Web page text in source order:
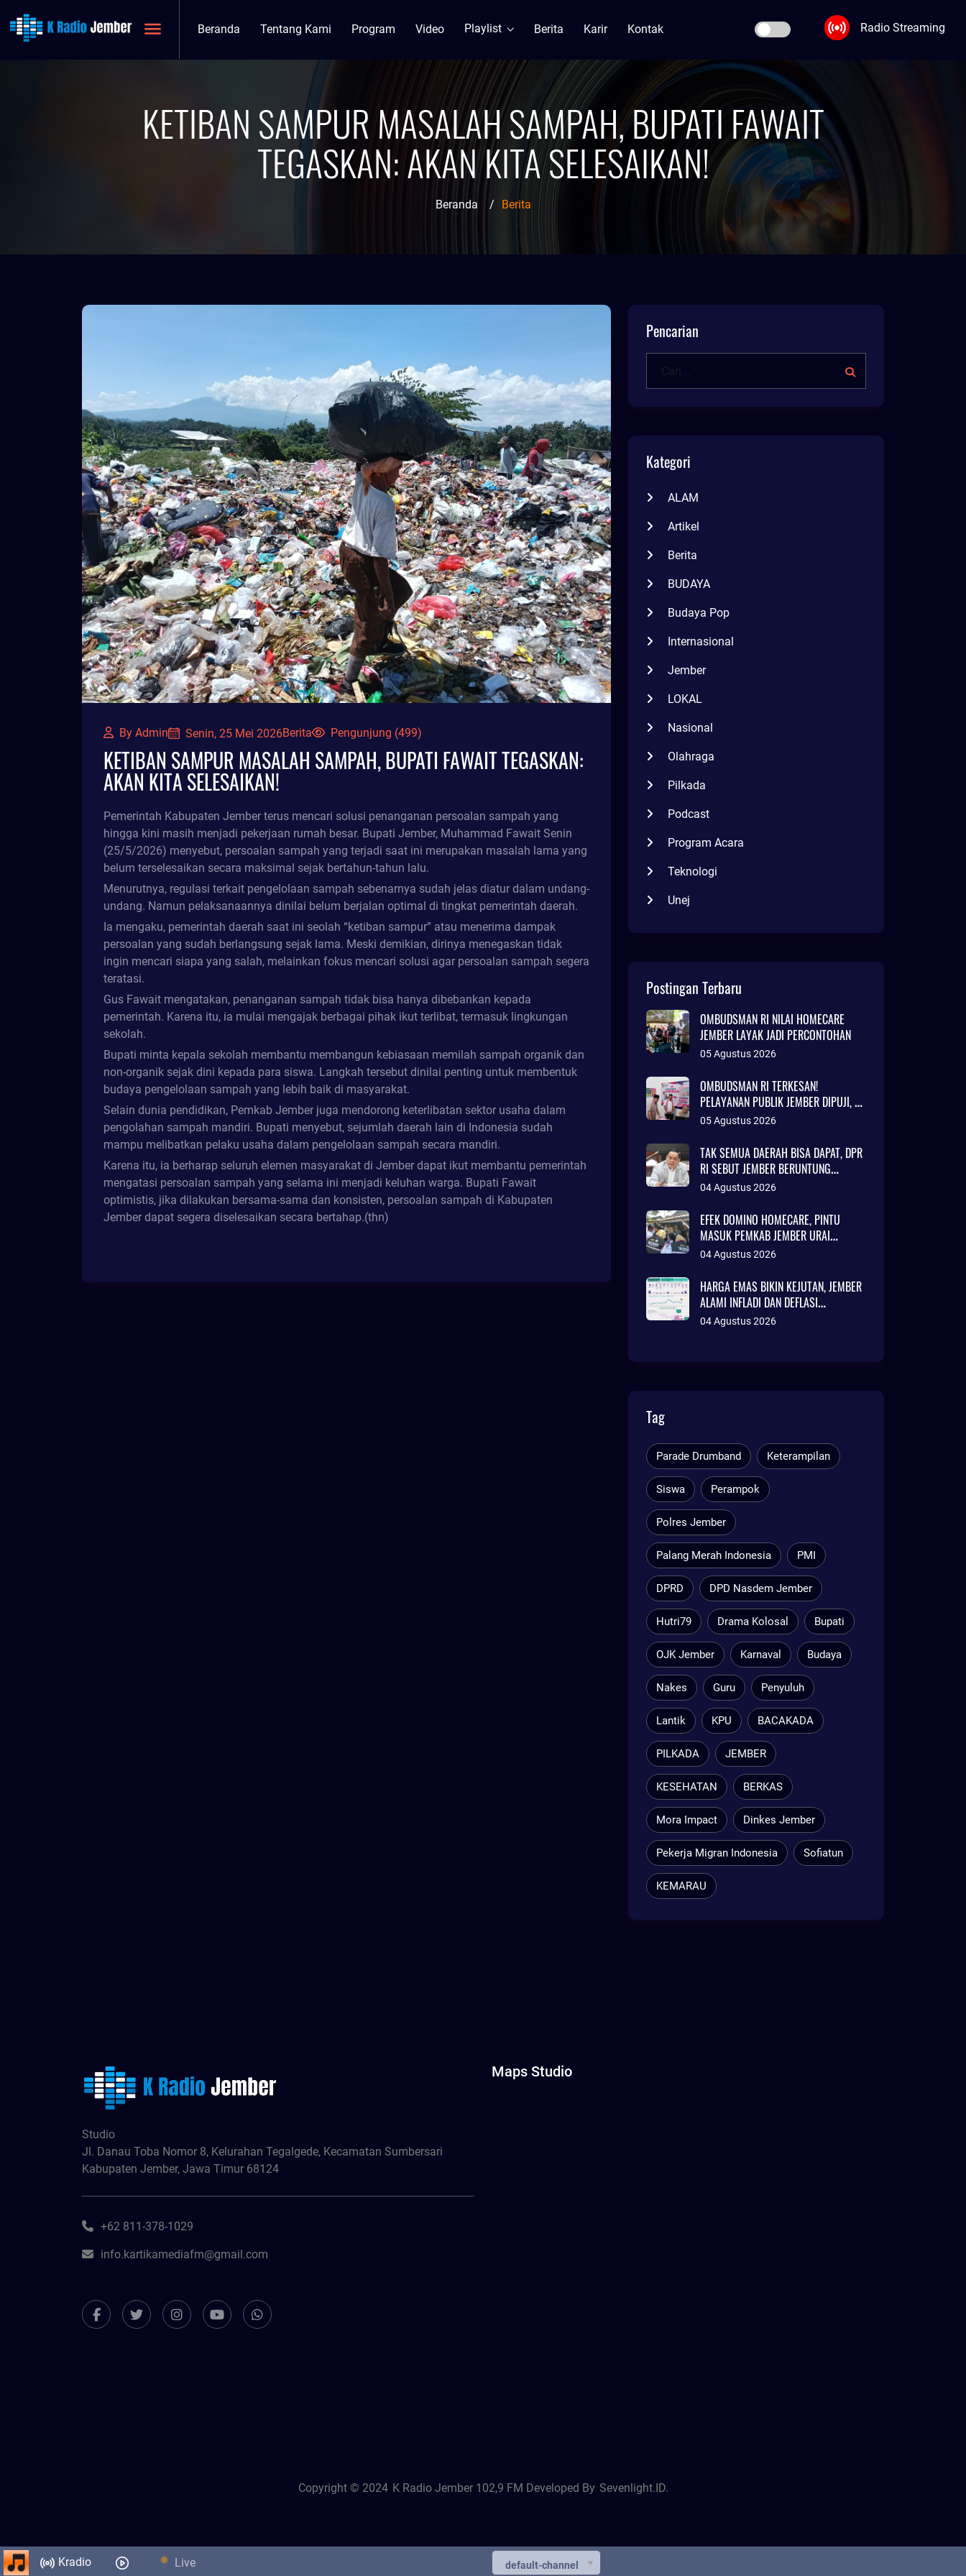
Radio Streaming
Beranda Tentang Kami Program Video Playlist Berita Karir Kontak
KETIBAN SAMPUR MASALAH SAMPAH, BUPATI FAWAIT
TEGASKAN: AKAN KITA SELESAIKAN!
Beranda / Berita
By Admin Senin, 25 Mei 2026Berita Pengunjung (499)
KETIBAN SAMPUR MASALAH SAMPAH, BUPATI FAWAIT TEGASKAN:
AKAN KITA SELESAIKAN!
Pemerintah Kabupaten Jember terus mencari solusi penanganan persoalan sampah yang
hingga kini masih menjadi pekerjaan rumah besar. Bupati Jember, Muhammad Fawait Senin
(25/5/2026) menyebut, persoalan sampah yang terjadi saat ini merupakan masalah lama yang
belum terselesaikan secara maksimal sejak bertahun-tahun lalu.
Menurutnya, regulasi terkait pengelolaan sampah sebenarnya sudah jelas diatur dalam undang-
undang. Namun pelaksanaannya dinilai belum berjalan optimal di tingkat pemerintah daerah.
Ia mengaku, pemerintah daerah saat ini seolah “ketiban sampur” atau menerima dampak
persoalan yang sudah berlangsung sejak lama. Meski demikian, dirinya menegaskan tidak
ingin mencari siapa yang salah, melainkan fokus mencari solusi agar persoalan sampah segera
teratasi.
Gus Fawait mengatakan, penanganan sampah tidak bisa hanya dibebankan kepada
pemerintah. Karena itu, ia mulai mengajak berbagai pihak ikut terlibat, termasuk lingkungan
sekolah.
Bupati minta kepala sekolah membantu membangun kebiasaan memilah sampah organik dan
non-organik sejak dini kepada para siswa. Langkah tersebut dinilai penting untuk membentuk
budaya pengelolaan sampah yang lebih baik di masyarakat.
Selain dunia pendidikan, Pemkab Jember juga mendorong keterlibatan sektor usaha dalam
pengolahan sampah mandiri. Bupati menyebut, sejumlah daerah lain di Indonesia sudah
mampu melibatkan pelaku usaha dalam pengelolaan sampah secara mandiri.
Karena itu, ia berharap seluruh elemen masyarakat di Jember dapat ikut membantu pemerintah
mengatasi persoalan sampah yang selama ini menjadi keluhan warga. Bupati Fawait
optimistis, jika dilakukan bersama-sama dan konsisten, persoalan sampah di Kabupaten
Jember dapat segera diselesaikan secara bertahap.(thn)
Pencarian
Kategori
ALAM
Artikel
Berita
BUDAYA
Budaya Pop
Internasional
Jember
LOKAL
Nasional
Olahraga
Pilkada
Podcast
Program Acara
Teknologi
Unej
Postingan Terbaru
OMBUDSMAN RI NILAI HOMECARE
JEMBER LAYAK JADI PERCONTOHAN
05 Agustus 2026
OMBUDSMAN RI TERKESAN!
PELAYANAN PUBLIK JEMBER DIPUJI, RS
DAERAH DISEBUT SETARA KLINIK
05 Agustus 2026
TAK SEMUA DAERAH BISA DAPAT, DPR
RI SEBUT JEMBER BERUNTUNG
AJUKAN DANA TALANGAN Rp786
04 Agustus 2026
EFEK DOMINO HOMECARE, PINTU
MASUK PEMKAB JEMBER URAI
KEMISKINAN
04 Agustus 2026
HARGA EMAS BIKIN KEJUTAN, JEMBER
ALAMI INFLADI DAN DEFLASI
SEKALIGUS
04 Agustus 2026
Tag
Parade Drumband Keterampilan
Siswa Perampok
Polres Jember
Palang Merah Indonesia PMI
DPRD DPD Nasdem Jember
Hutri79 Drama Kolosal Bupati
OJK Jember Karnaval Budaya
Nakes Guru Penyuluh
Lantik KPU BACAKADA
PILKADA JEMBER
KESEHATAN BERKAS
Mora Impact Dinkes Jember
Pekerja Migran Indonesia Sofiatun
KEMARAU
Studio
Jl. Danau Toba Nomor 8, Kelurahan Tegalgede, Kecamatan Sumbersari
Kabupaten Jember, Jawa Timur 68124
+62 811-378-1029
info.kartikamediafm@gmail.com
Maps Studio
Copyright © 2024 K Radio Jember 102,9 FM Developed By Sevenlight.ID.
Kradio Live default-channel